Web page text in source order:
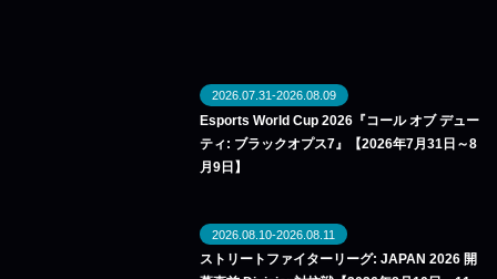
2026.07.31-2026.08.09
Esports World Cup 2026『コール オブ デュー
ティ: ブラックオプス7』【2026年7月31日～8
月9日】
2026.08.10-2026.08.11
ストリートファイターリーグ: JAPAN 2026 開